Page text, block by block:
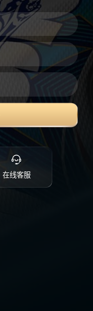
在线客服